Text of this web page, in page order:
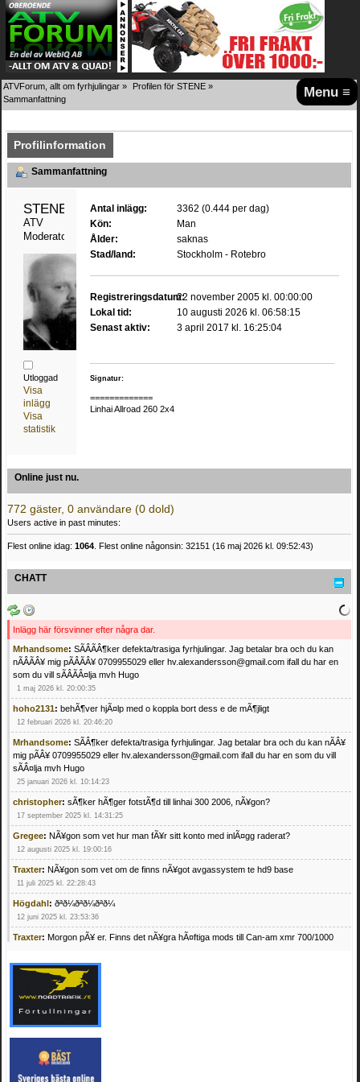
Menu ≡
ATVForum, allt om fyrhjulingar » Profilen för STENE »
Sammanfattning
Profilinformation
Sammanfattning
ATV
Moderator
Utloggad
Visa
inlägg
Visa
statistik
Antal inlägg:
3362 (0.444 per dag)
Kön:
Man
Ålder:
saknas
Stad/land:
Stockholm - Rotebro
Registreringsdatum:22 november 2005 kl. 00:00:00
Lokal tid:
10 augusti 2026 kl. 06:58:15
Senast aktiv:
3 april 2017 kl. 16:25:04
Signatur:
=============
Linhai Allroad 260 2x4
Online just nu.
772 gäster, 0 användare (0 dold)
Users active in past minutes:
Flest online idag: 1064 . Flest online någonsin: 32151 (16 maj 2026 kl. 09:52:43)
CHATT
Inlägg här försvinner efter några dar.
Mrhandsome: SÃÂÃÂ¶ker defekta/trasiga fyrhjulingar. Jag betalar bra och du kan
nÃÂÃÂ¥ mig pÃÂÃÂ¥ 0709955029 eller hv.alexandersson@gmail.com ifall du har en
som du vill sÃÂÃÂ¤lja mvh Hugo
1 maj 2026 kl. 20:00:35
hoho2131: behÃ¶ver hjÃ¤lp med o koppla bort dess e de mÃ¶jligt
12 februari 2026 kl. 20:46:20
Mrhandsome: SÃÂ¶ker defekta/trasiga fyrhjulingar. Jag betalar bra och du kan nÃÂ¥
mig pÃÂ¥ 0709955029 eller hv.alexandersson@gmail.com ifall du har en som du vill
sÃÂ¤lja mvh Hugo
25 januari 2026 kl. 10:14:23
christopher: sÃ¶ker hÃ¶ger fotstÃ¶d till linhai 300 2006, nÃ¥gon?
17 september 2025 kl. 14:31:25
Gregee: NÃ¥gon som vet hur man fÃ¥r sitt konto med inlÃ¤gg raderat?
12 augusti 2025 kl. 19:00:16
Traxter: NÃ¥gon som vet om de finns nÃ¥got avgassystem te hd9 base
11 juli 2025 kl. 22:28:43
Högdahl: ðªð¼ðªð¼ðªð¼
12 juni 2025 kl. 23:53:36
Traxter: Morgon pÃ¥ er. Finns det nÃ¥gra hÃ¤ftiga mods till Can-am xmr 700/1000
Mrhandsome:SÃ¶ker defekta/trasiga fyrhjulingar. Jag betalar bra och du kan nÃ¥ mig
pÃ¥ 0709955029 eller hv.alexandersson@gmail.com ifall du har en som du vill sÃ¤lja
mvh Hugo
21 februari 2025 kl. 09:25:52
Oscar5:NÃ¥gon som vet vad man kan begÃ¤ra fÃ¶r en Honda TRX 350 FE 2005
4 februari 2025 kl. 19:20:50
Oscar5:44